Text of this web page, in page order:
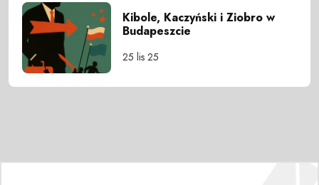
Kibole, Kaczyński i Ziobro w
Budapeszcie
25 lis 25